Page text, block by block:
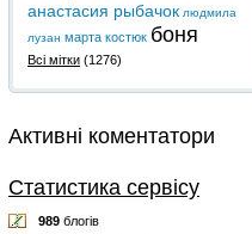
анастасия рыбачок людмила
лузан марта костюк боня
Всі мітки (1276)
Активні коментатори
Статистика сервісу
989 блогів